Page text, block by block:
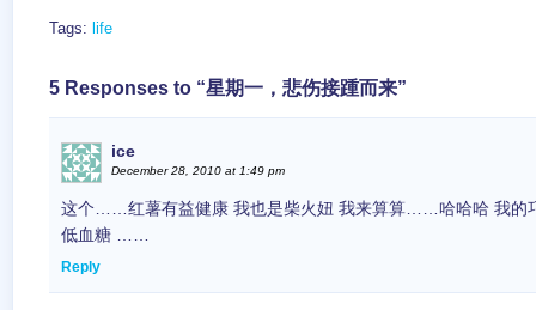
Tags: life
5 Responses to “星期一，悲伤接踵而来”
ice
December 28, 2010 at 1:49 pm
这个……红薯有益健康 我也是柴火妞 我来算算……哈哈哈 我的
低血糖 ……
Reply